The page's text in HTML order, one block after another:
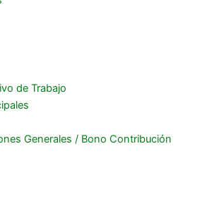
de Trabajo
Generales / Bono Contribución